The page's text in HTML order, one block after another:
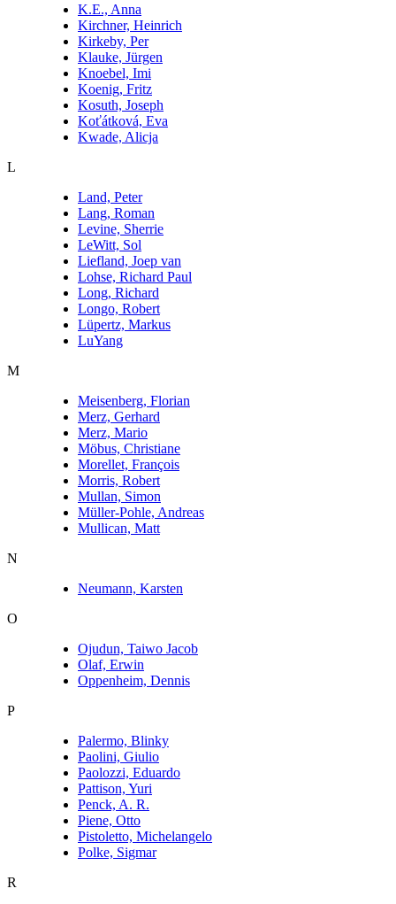
K.E., Anna
Kirchner, Heinrich
Kirkeby, Per
Klauke, Jürgen
Knoebel, Imi
Koenig, Fritz
Kosuth, Joseph
Koťátková, Eva
Kwade, Alicja
L
Land, Peter
Lang, Roman
Levine, Sherrie
LeWitt, Sol
Liefland, Joep van
Lohse, Richard Paul
Long, Richard
Longo, Robert
Lüpertz, Markus
LuYang
M
Meisenberg, Florian
Merz, Gerhard
Merz, Mario
Möbus, Christiane
Morellet, François
Morris, Robert
Mullan, Simon
Müller-Pohle, Andreas
Mullican, Matt
N
Neumann, Karsten
O
Ojudun, Taiwo Jacob
Olaf, Erwin
Oppenheim, Dennis
P
Palermo, Blinky
Paolini, Giulio
Paolozzi, Eduardo
Pattison, Yuri
Penck, A. R.
Piene, Otto
Pistoletto, Michelangelo
Polke, Sigmar
R